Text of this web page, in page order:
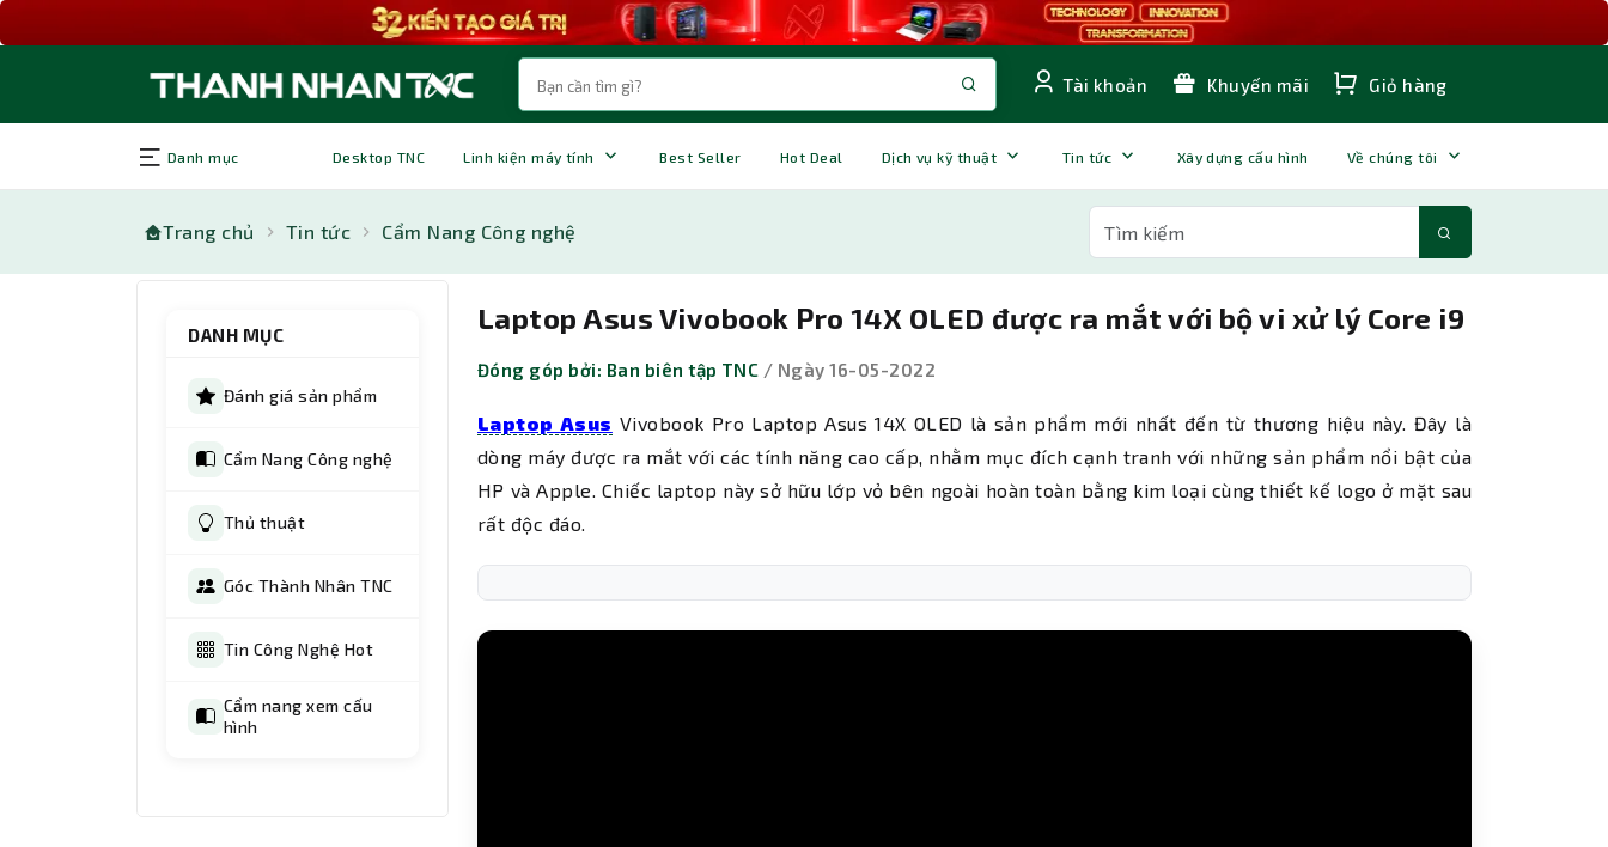
Tài khoản Khuyến mãi Giỏ hàng
Danh mục Desktop TNC Linh kiện máy tính Best Seller Hot Deal Dịch vụ kỹ thuật Tin tức Xây dựng cấu hình Về chúng tôi
Trang chủ Tin tức Cẩm Nang Công nghệ
DANH MỤC
Đánh giá sản phẩm
Cẩm Nang Công nghệ
Thủ thuật
Góc Thành Nhân TNC
Tin Công Nghệ Hot
Cẩm nang xem cấu
hình
Laptop Asus Vivobook Pro 14X OLED được ra mắt với bộ vi xử lý Core i9
Đóng góp bởi: Ban biên tập TNC / Ngày 16-05-2022
Laptop Asus Vivobook Pro Laptop Asus 14X OLED là sản phẩm mới nhất đến từ thương hiệu này. Đây là
dòng máy được ra mắt với các tính năng cao cấp, nhằm mục đích cạnh tranh với những sản phẩm nổi bật của
HP và Apple. Chiếc laptop này sở hữu lớp vỏ bên ngoài hoàn toàn bằng kim loại cùng thiết kế logo ở mặt sau
rất độc đáo.